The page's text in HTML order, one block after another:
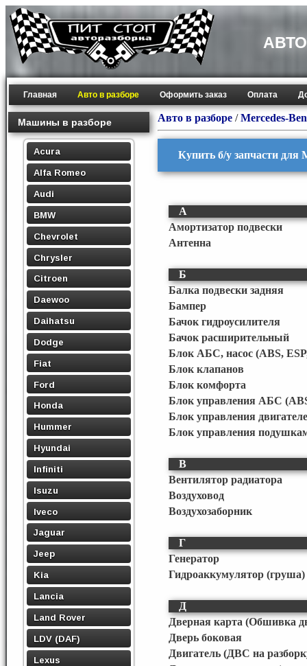
Главная Авто в разборе Оформить заказ Оплата
Машины в разборе
Acura
Alfa Romeo
Audi
BMW
Chevrolet
Chrysler
Citroen
Daewoo
Daihatsu
Dodge
Fiat
Ford
Honda
Hummer
Hyundai
Infiniti
Isuzu
Iveco
Jaguar
Jeep
Kia
Lancia
Land Rover
LDV (DAF)
Lexus
Авто в разборе /Mercedes-
Купить б/у запчасти для
А
Амортизатор подвески
Антенна
Б
Балка подвески задняя
Бампер
Бачок гидроусилителя
Бачок расширительный
Блок АБС, насос (ABS,
Блок клапанов
Блок комфорта
Блок управления АБС
Блок управления
Блок управления
В
Вентилятор радиатора
Воздуховод
Воздухозаборник
Г
Генератор
Гидроаккумулятор (груша)
Д
Дверная карта (Обшивка
Дверь боковая
Двигатель (ДВС на